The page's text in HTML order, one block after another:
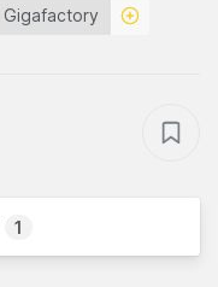
Gigafactory
1